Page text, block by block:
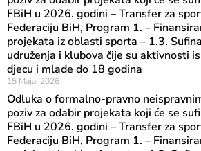
FBiH u 2026. godini – Transfer za
Federaciju BiH, Program 1. –
projekata iz oblasti sporta – 1.3.
udruženja i klubova čije su aktivnosti
djecu i mlade do 18 godina
15 Maja, 2026
Odluka o formalno-pravno
poziv za odabir projekata koji će se
FBiH u 2026. godini – Transfer za
Federaciju BiH, Program 1. –